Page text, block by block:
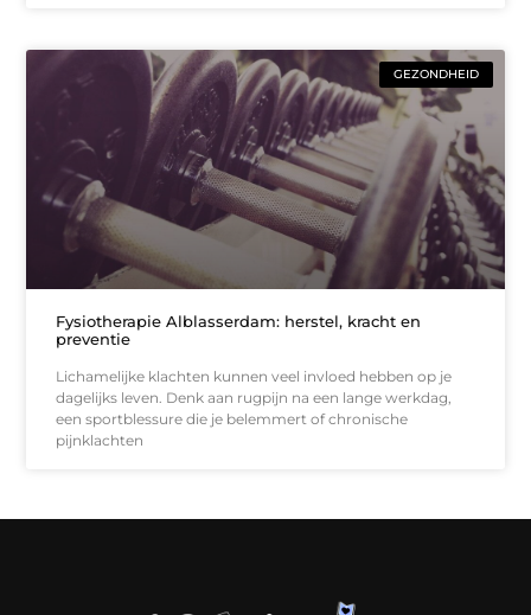
GEZONDHEID
Fysiotherapie Alblasserdam: herstel, kracht en
preventie
Lichamelijke klachten kunnen veel invloed hebben op je
dagelijks leven. Denk aan rugpijn na een lange werkdag,
een sportblessure die je belemmert of chronische
pijnklachten